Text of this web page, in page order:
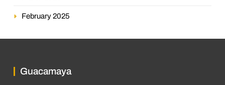
February 2025
Guacamaya